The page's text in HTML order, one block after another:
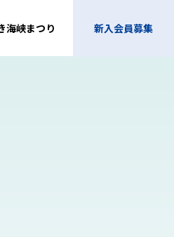
海峡まつり 新入会員募集